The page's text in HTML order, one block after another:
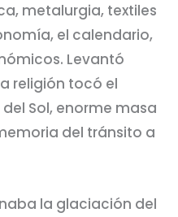
metalurgia, textiles
el calendario,
Levantó
religión tocó el
Sol, enorme masa
del tránsito a
la glaciación del